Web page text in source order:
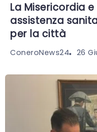
La Misericordia
assistenza
per la città
ConeroNews24 26